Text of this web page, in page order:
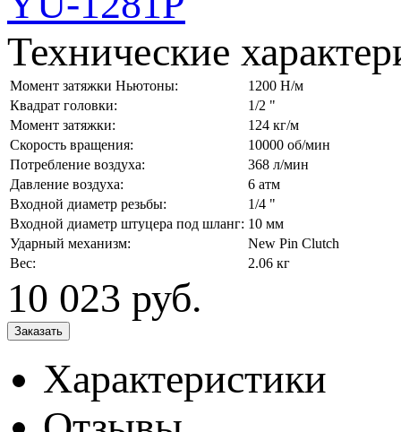
Технические
Момент затяжки Ньютоны:
1200 Н/м
Квадрат головки:
1/2 "
Момент затяжки:
124 кг/м
Скорость вращения:
10000 об/мин
Потребление воздуха:
368 л/мин
Давление воздуха:
6 атм
Входной диаметр резьбы:
1/4 "
Входной диаметр штуцера под шланг: 10 мм
Ударный механизм:
New Pin Clutch
Вес:
2.06 кг
10 023 руб.
Характеристики